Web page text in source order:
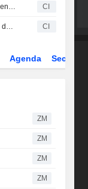
Kinetic, filiale d'Uniti, profite du déploiement de la fibre pour 14 000 nouveaux foyers CI
Kinetic annonce une expansion majeure de son réseau haut débit dans l'Oklahoma CI
Agenda Secteur
ZM
ZM
ZM
ZM